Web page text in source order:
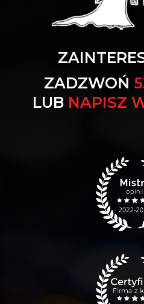
ZADZWOŃ
LUB NAPISZ